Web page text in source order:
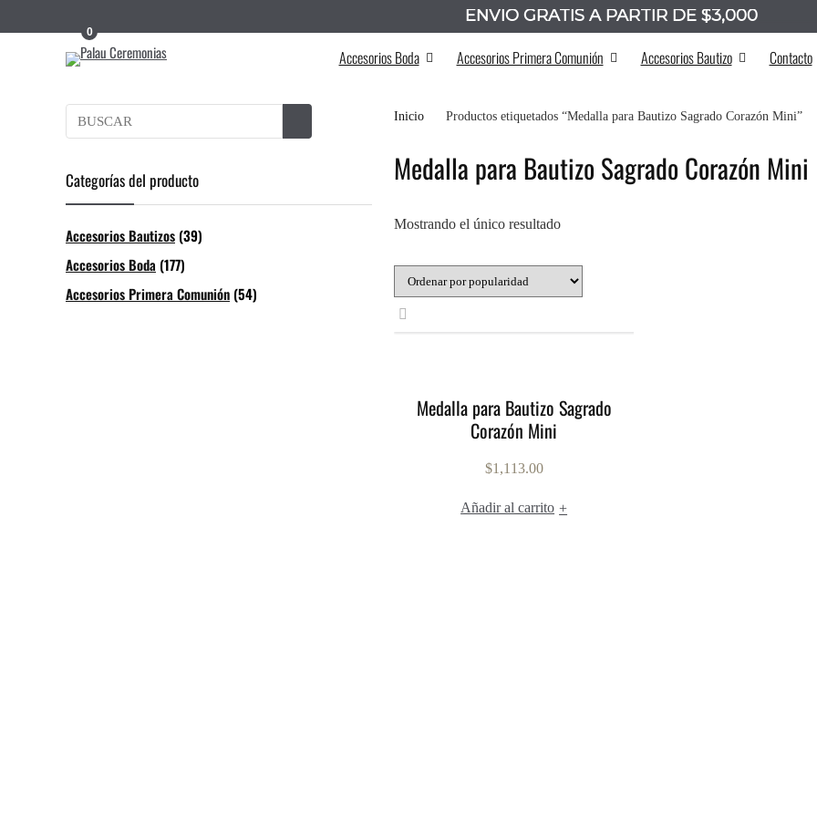
ENVÍO GRATIS A PARTIR DE $3,000
Accesorios Boda Accesorios Primera Comunión Accesorios Bautizo Contacto
0
Inicio Productos etiquetados “Medalla para Bautizo Sagrado Corazón Mini”
Medalla para Bautizo Sagrado Corazón Mini
Mostrando el único resultado
Medalla para Bautizo Sagrado
Corazón Mini
$1,113.00
Añadir al carrito +
Categorías del producto
Accesorios Bautizos (39)
Accesorios Boda (177)
Accesorios Primera Comunión (54)